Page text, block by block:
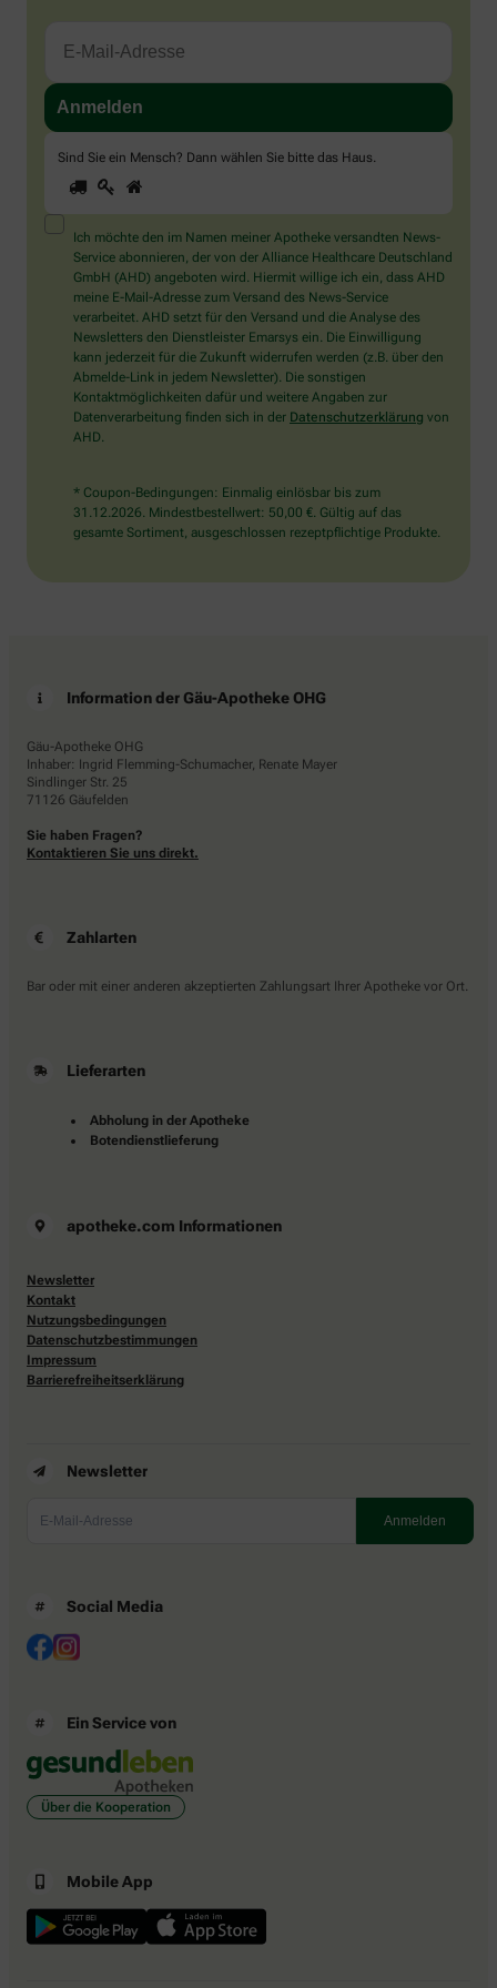
Sind Sie ein Mensch? Dann wählen Sie bitte das Haus.
Sind
Sie
ein
Mensch?
Dann
wählen
Sie
bitte
das
Haus.
1 2
Ich möchte den im Namen meiner Apotheke versandten News-
Service abonnieren, der von der Alliance Healthcare Deutschland
GmbH (AHD) angeboten wird. Hiermit willige ich ein, dass AHD
meine E-Mail-Adresse zum Versand des News-Service
verarbeitet. AHD setzt für den Versand und die Analyse des
Newsletters den Dienstleister Emarsys ein. Die Einwilligung
kann jederzeit für die Zukunft widerrufen werden (z.B. über den
Abmelde-Link in jedem Newsletter). Die sonstigen
Kontaktmöglichkeiten dafür und weitere Angaben zur
Datenverarbeitung finden sich in der Datenschutzerklärung von
AHD.
* Coupon-Bedingungen: Einmalig einlösbar bis zum
31.12.2026. Mindestbestellwert: 50,00 €. Gültig auf das
gesamte Sortiment, ausgeschlossen rezeptpflichtige Produkte.
Information der Gäu-Apotheke OHG
Gäu-Apotheke OHG
Inhaber: Ingrid Flemming-Schumacher, Renate Mayer
Sindlinger Str. 25
71126 Gäufelden
Sie haben Fragen?
Kontaktieren Sie uns direkt.
Zahlarten
Bar oder mit einer anderen akzeptierten Zahlungsart Ihrer Apotheke vor Ort.
Lieferarten
Abholung in der Apotheke
Botendienstlieferung
apotheke.com Informationen
Newsletter
Kontakt
Nutzungsbedingungen
Datenschutzbestimmungen
Impressum
Barrierefreiheitserklärung
Newsletter
Social Media
Ein Service von
Über die Kooperation
Mobile App